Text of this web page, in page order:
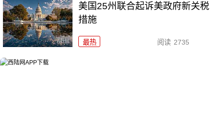
美国25州联合起诉美政府新关税
措施
最热 阅读 2735